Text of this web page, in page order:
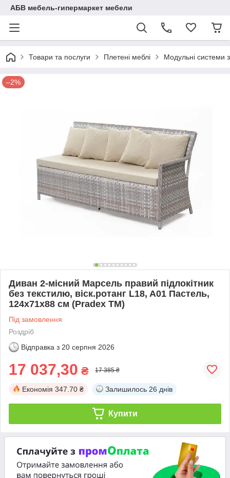
АБВ мебель-гипермаркет мебели
Товари та послуги Плетені меблі Модульні системи
–2%
Диван 2-місний Марсель правий підлокітник
без текстилю, віск.ротанг L18, A01 Пастель,
124х71х88 см (Pradex ТМ)
Під замовлення
Роздріб
Відправка з 20 серпня 2026
17 037,30 ₴ 17 385 ₴
Економія 347.70 ₴ Залишилось 26 днів
Купити